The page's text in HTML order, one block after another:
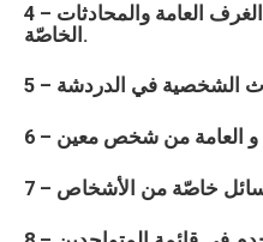
4 – إرسال رموز سمايلي في الغرف العامة والمحادثات
الخاصّة.